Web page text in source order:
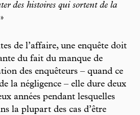
des histoires qui sortent de la
»
de l’affaire, une enquête doit
du fait du manque de
des enquêteurs – quand ce
la négligence – elle dure deux
années pendant lesquelles
la plupart des cas d’être